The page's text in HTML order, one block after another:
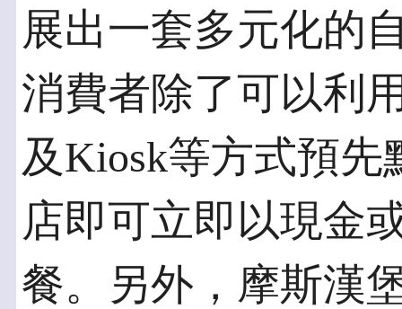
展出一套多元化的
消費者除了可以利
及Kiosk等方式預
店即可立即以現金
餐。另外，摩斯漢